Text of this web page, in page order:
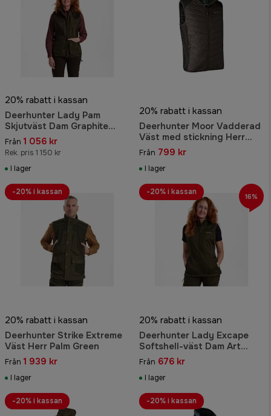
20% rabatt i kassan
Deerhunter Lady Pam
Skjutväst Dam Graphite
Green Melange
Från 1 056 kr
Rek. pris 1 150 kr
I lager
20% rabatt i kassan
Deerhunter Moor Vadderad
Väst med stickning Herr
Brown Leaf
Från 799 kr
I lager
20% rabatt i kassan
Deerhunter Strike Extreme
Väst Herr Palm Green
Från 1 939 kr
I lager
-20% i kassan
20% rabatt i kassan
Deerhunter Lady Excape
Softshell-väst Dam Art
Green
Från 676 kr
I lager
-20% i kassan 16%
-20% i kassan -20% i kassan